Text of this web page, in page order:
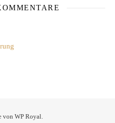
von WP Royal.